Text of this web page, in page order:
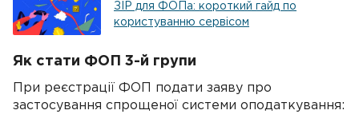
ЗІР для ФОПа: короткий гайд по
користуванню сервісом
Як стати ФОП 3-й групи
При реєстрації ФОП подати заяву про
застосування спрощеної системи оподаткування: